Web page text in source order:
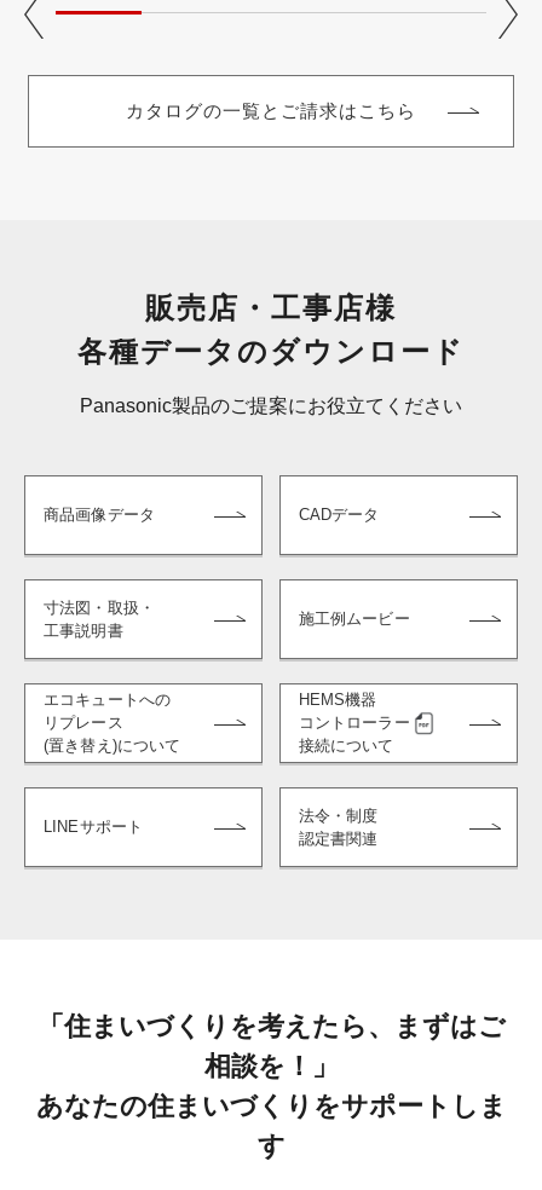
カタログの一覧とご請求はこちら
販売店・工事店様
各種データのダウンロード
Panasonic製品のご提案にお役立てください
商品画像データ CADデータ
寸法図・取扱・
工事説明書
施工例ムービー
エコキュートへの
リプレース
(置き替え)について
HEMS機器
コントローラー
接続について
LINEサポート
法令・制度
認定書関連
「住まいづくりを考えたら、まずはご
相談を！」
あなたの住まいづくりをサポートしま
す